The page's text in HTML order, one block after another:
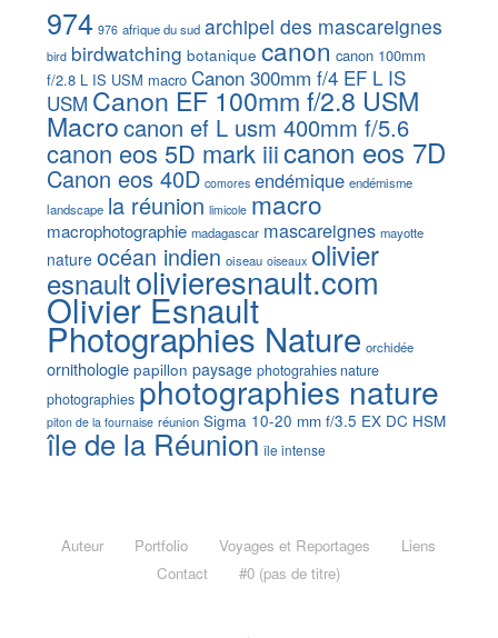
974 976 afrique du sud archipel des mascareignes
bird birdwatching botanique canon canon 100mm
f/2.8 L IS USM macro Canon 300mm f/4 EF L IS
USM Canon EF 100mm f/2.8 USM
Macrocanon ef L usm 400mm f/5.6
canon eos 5D mark iiicanon eos 7D
Canon eos 40D comores endémique endémisme
landscape la réunion limicole macro
macrophotographie madagascar mascareignes mayotte
nature océan indien oiseau oiseaux olivier
esnaultolivieresnault.com
Olivier Esnault
Photographies Nature orchidée
ornithologie papillon paysage photograhies nature
photographies photographies nature
piton de la fournaise réunion Sigma 10-20 mm f/3.5 EX DC HSM
île de la Réunion île intense
Auteur Portfolio Voyages et Reportages
Liens
Contact
#0 (pas de titre)